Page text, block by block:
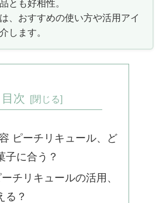
とも好相性。
、おすすめの使い方や活用アイ
します。
目次
ピーチリキュール、ど
子に合う？
チリキュールの活用、
る？